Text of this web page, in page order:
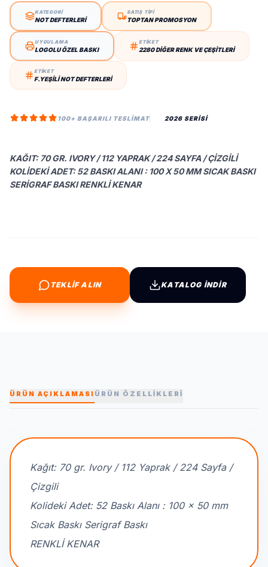
KATEGORİ
NOT DEFTERLERI
SATIŞ TİPİ
TOPTAN PROMOSYON
UYGULAMA
LOGOLU ÖZEL BASKI
ETİKET
2280 DIĞER RENK VE ÇEŞITLERI
ETİKET
F.YEŞILI NOT DEFTERLERI
100+ BAŞARILI TESLIMAT 2026 SERİSİ
KAĞIT: 70 GR. IVORY / 112 YAPRAK / 224 SAYFA / ÇIZGILI
KOLIDEKI ADET: 52 BASKI ALANI : 100 X 50 MM SICAK BASKI
SERIGRAF BASKI RENKLİ KENAR
TEKLİF ALIN KATALOG İNDİR
ÜRÜN AÇIKLAMASI ÜRÜN ÖZELLİKLERİ
Kağıt: 70 gr. Ivory / 112 Yaprak / 224 Sayfa /
Çizgili
Kolideki Adet: 52 Baskı Alanı : 100 x 50 mm
Sıcak Baskı Serigraf Baskı
RENKLİ KENAR